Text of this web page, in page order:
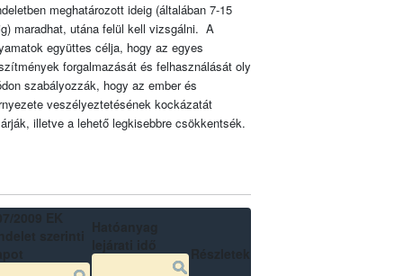
meghatározott ideig (általában 7-15
maradhat, utána felül kell vizsgálni. A
együttes célja, hogy az egyes
forgalmazását és felhasználását oly
szabályozzák, hogy az ember és
veszélyeztetésének kockázatát
illetve a lehető legkisebbre csökkentsék.